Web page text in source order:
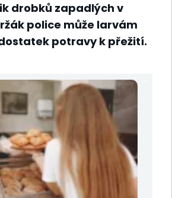
drobků zapadlých v
police může larvám
potravy k přežití.